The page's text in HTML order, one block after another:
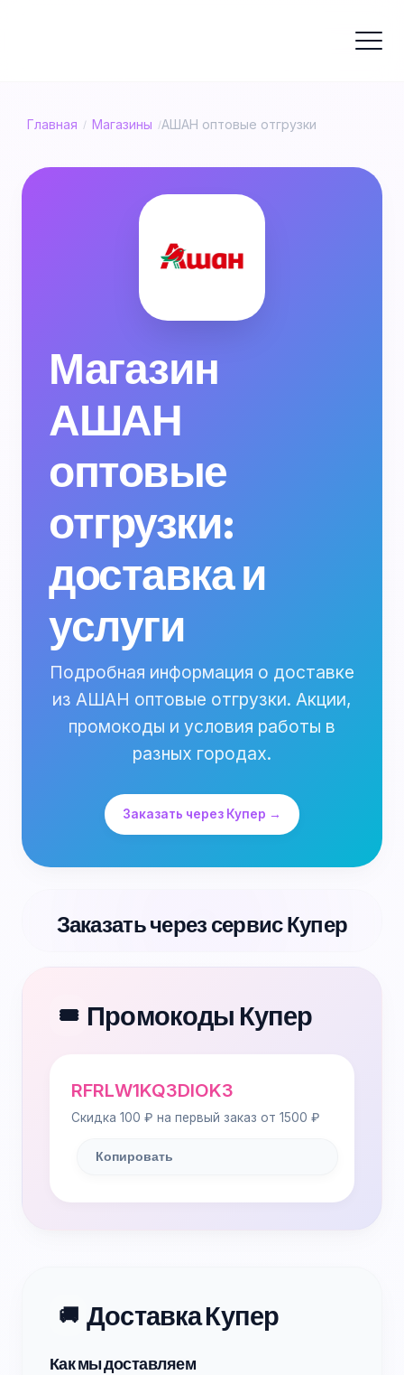
Главная / Магазины /АШАН оптовые отгрузки
Магазин
АШАН
оптовые
отгрузки:
доставка и
услуги
Подробная информация о доставке
из АШАН оптовые отгрузки. Акции,
промокоды и условия работы в
разных городах.
Заказать через Купер →
Заказать через сервис Купер
🎟️ Промокоды Купер
RFRLW1KQ3DIOK3
Скидка 100 ₽ на первый заказ от 1500 ₽
Копировать
🚚 Доставка Купер
Как мы доставляем